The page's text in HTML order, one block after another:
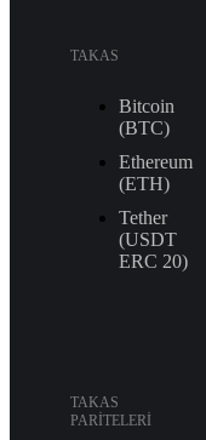
TAKAS
Bitcoin
(BTC)
Ethereum
(ETH)
Tether
(USDT
ERС 20)
TAKAS
PARITELERI